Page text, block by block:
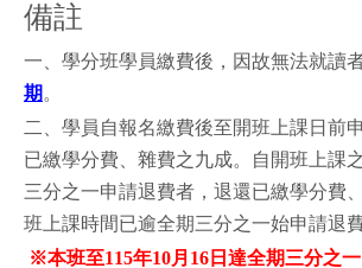
備註
一、學分班學員繳費後，因故無法就讀者
期 。
二、學員自報名繳費後至開班上課日前
已繳學分費、雜費之九成。自開班上課
三分之一申請退費者，退還已繳學分費
班上課時間已逾全期三分之一始申請退
※本班至115年10月16日達全期三分之一